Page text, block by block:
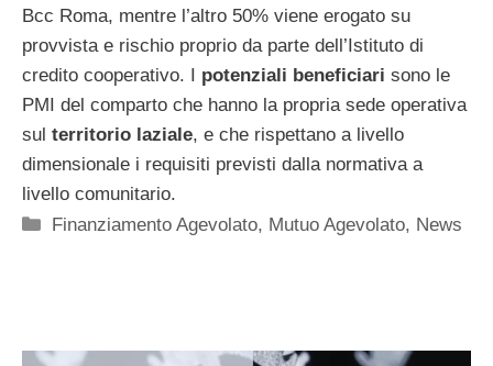
Bcc Roma, mentre l’altro 50% viene erogato su
provvista e rischio proprio da parte dell’Istituto di
credito cooperativo. I potenziali beneficiari sono le
PMI del comparto che hanno la propria sede operativa
sul territorio laziale, e che rispettano a livello
dimensionale i requisiti previsti dalla normativa a
livello comunitario.
Categorie
Finanziamento Agevolato, Mutuo Agevolato, News